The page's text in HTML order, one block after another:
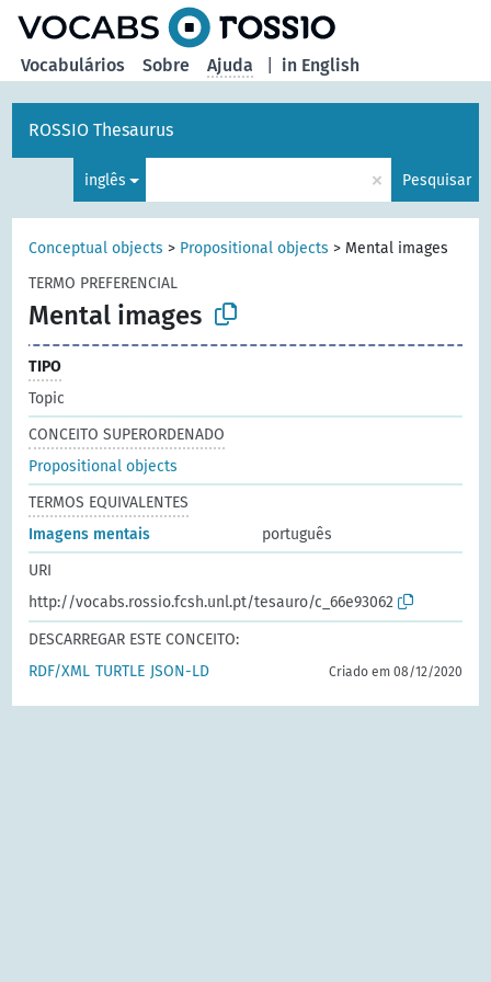
in English
Vocabulários Sobre Ajuda
ROSSIO Thesaurus
inglês × Pesquisar
Conceptual objects > Propositional objects > Mental images
TERMO PREFERENCIAL
Mental images
TIPO
Topic
CONCEITO SUPERORDENADO
Propositional objects
TERMOS EQUIVALENTES
Imagens mentais
português
URI
http://vocabs.rossio.fcsh.unl.pt/tesauro/c_66e93062
DESCARREGAR ESTE CONCEITO:
RDF/XML TURTLE JSON-LD Criado em 08/12/2020